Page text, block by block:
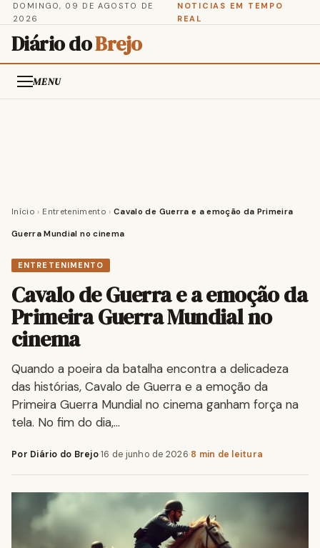
DOMINGO, 09 DE AGOSTO DE
2026
NOTICIAS EM TEMPO
REAL
Diário doBrejo
MENU
Início › Entretenimento › Cavalo de Guerra e a emoção da Primeira
Guerra Mundial no cinema
ENTRETENIMENTO
Cavalo de Guerra e a emoção da
Primeira Guerra Mundial no
cinema
Quando a poeira da batalha encontra a delicadeza
das histórias, Cavalo de Guerra e a emoção da
Primeira Guerra Mundial no cinema ganham força na
tela. No fim do dia,…
Por Diário do Brejo·16 de junho de 2026·8 min de leitura